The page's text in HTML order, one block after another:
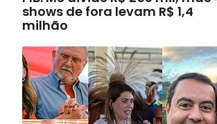
shows de fora levam R$ 1,4
milhão